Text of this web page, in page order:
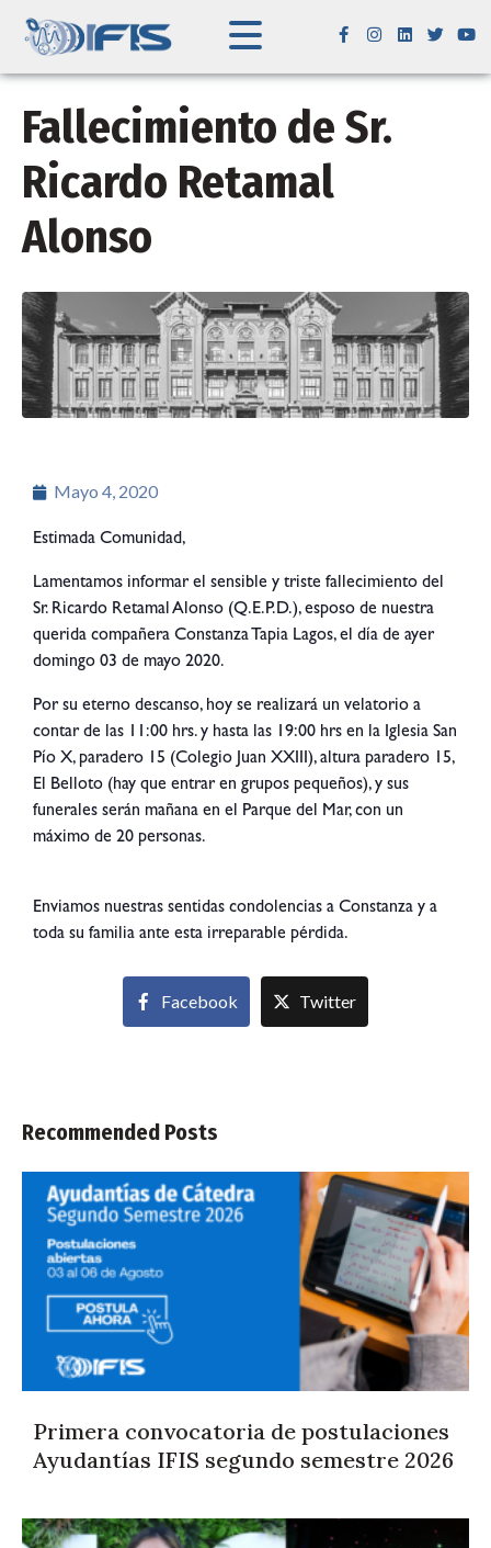
Fallecimiento de Sr.
Ricardo Retamal
Alonso
Mayo 4, 2020
Estimada Comunidad,
Lamentamos informar el sensible y triste fallecimiento del
Sr. Ricardo Retamal Alonso (Q.E.P.D.), esposo de nuestra
querida compañera Constanza Tapia Lagos, el día de ayer
domingo 03 de mayo 2020.
Por su eterno descanso, hoy se realizará un velatorio a
contar de las 11:00 hrs. y hasta las 19:00 hrs en la Iglesia San
Pío X, paradero 15 (Colegio Juan XXIII), altura paradero 15,
El Belloto (hay que entrar en grupos pequeños), y sus
funerales serán mañana en el Parque del Mar, con un
máximo de 20 personas.
Enviamos nuestras sentidas condolencias a Constanza y a
toda su familia ante esta irreparable pérdida.
Facebook Twitter
Recommended Posts
Primera convocatoria de postulaciones
Ayudantías IFIS segundo semestre 2026